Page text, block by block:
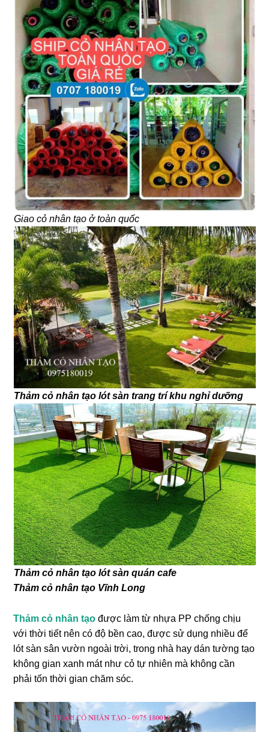
Giao cỏ nhân tạo ở toàn quốc
Thảm cỏ nhân tạo lót sàn trang trí khu nghỉ dưỡng
Thảm cỏ nhân tạo lót sàn quán cafe
Thảm cỏ nhân tạo Vĩnh Long
Thảm cỏ nhân tạo được làm từ nhựa PP chống chịu
với thời tiết nên có độ bền cao, được sử dụng nhiều để
lót sàn sân vườn ngoài trời, trong nhà hay dán tường tạo
không gian xanh mát như cỏ tự nhiên mà không cần
phải tốn thời gian chăm sóc.